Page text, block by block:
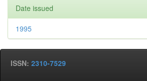
Date issued
1995
ISSN: 2310-7529